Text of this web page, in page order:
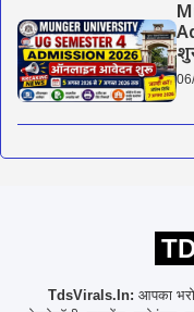
TdsVirals.In: आपका